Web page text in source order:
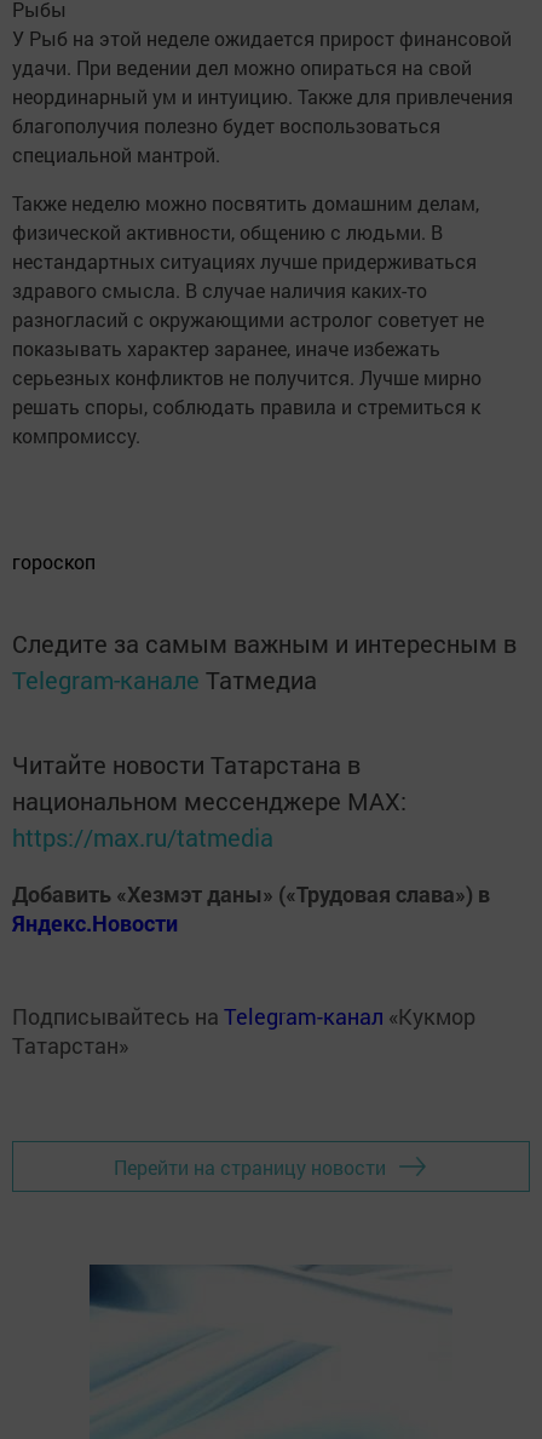
Рыбы
У Рыб на этой неделе ожидается прирост финансовой
удачи. При ведении дел можно опираться на свой
неординарный ум и интуицию. Также для привлечения
благополучия полезно будет воспользоваться
специальной мантрой.
Также неделю можно посвятить домашним делам,
физической активности, общению с людьми. В
нестандартных ситуациях лучше придерживаться
здравого смысла. В случае наличия каких-то
разногласий с окружающими астролог советует не
показывать характер заранее, иначе избежать
серьезных конфликтов не получится. Лучше мирно
решать споры, соблюдать правила и стремиться к
компромиссу.
гороскоп
Следите за самым важным и интересным в
Telegram-канале Татмедиа
Читайте новости Татарстана в
национальном мессенджере MАХ:
https://max.ru/tatmedia
Добавить «Хезмэт даны» («Трудовая слава») в
Яндекс.Новости
Подписывайтесь на Telegram-канал «Кукмор
Татарстан»
Перейти на страницу новости